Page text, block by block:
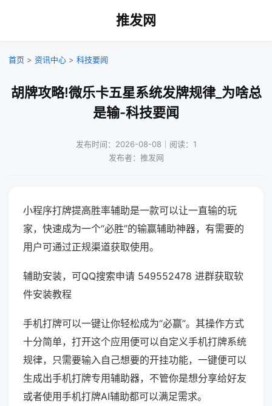
推发网
首页 > 资讯中心 > 科技要闻
胡牌攻略!微乐卡五星系统发牌规律_为啥总
是输-科技要闻
发布时间：2026-08-08｜阅读：1
发布者：推发网
小程序打牌提高胜率辅助是一款可以让一直输的玩
家，快速成为一个“必胜”的输赢辅助神器，有需要的
用户可通过正规渠道获取使用。
辅助安装，可QQ搜索申请 549552478 进群获取软
件安装教程
手机打牌可以一键让你轻松成为“必赢”。其操作方式
十分简单，打开这个应用便可以自定义手机打牌系统
规律，只需要输入自己想要的开挂功能，一键便可以
生成出手机打牌专用辅助器，不管你是想分享给好友
或者使用手机打牌AI辅助都可以满足需求。